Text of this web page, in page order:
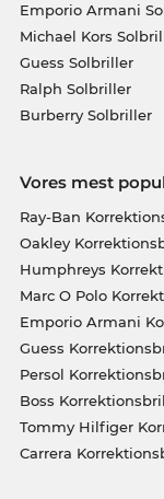
Emporio Armani
Michael Kors
Guess Solbriller
Ralph Solbriller
Burberry Solbriller
Vores mest
Ray-Ban
Oakley
Humphreys
Marc O Polo
Emporio Armani
Guess
Persol
Boss
Tommy Hilfiger
Carrera